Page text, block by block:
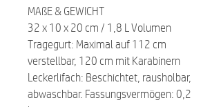
MAßE & GEWICHT
32 x 10 x 20 cm / 1,8 L Volumen
Tragegurt: Maximal auf 112 cm
verstellbar, 120 cm mit Karabinern
Leckerlifach: Beschichtet, rausholbar,
abwaschbar. Fassungsvermögen: 0,2